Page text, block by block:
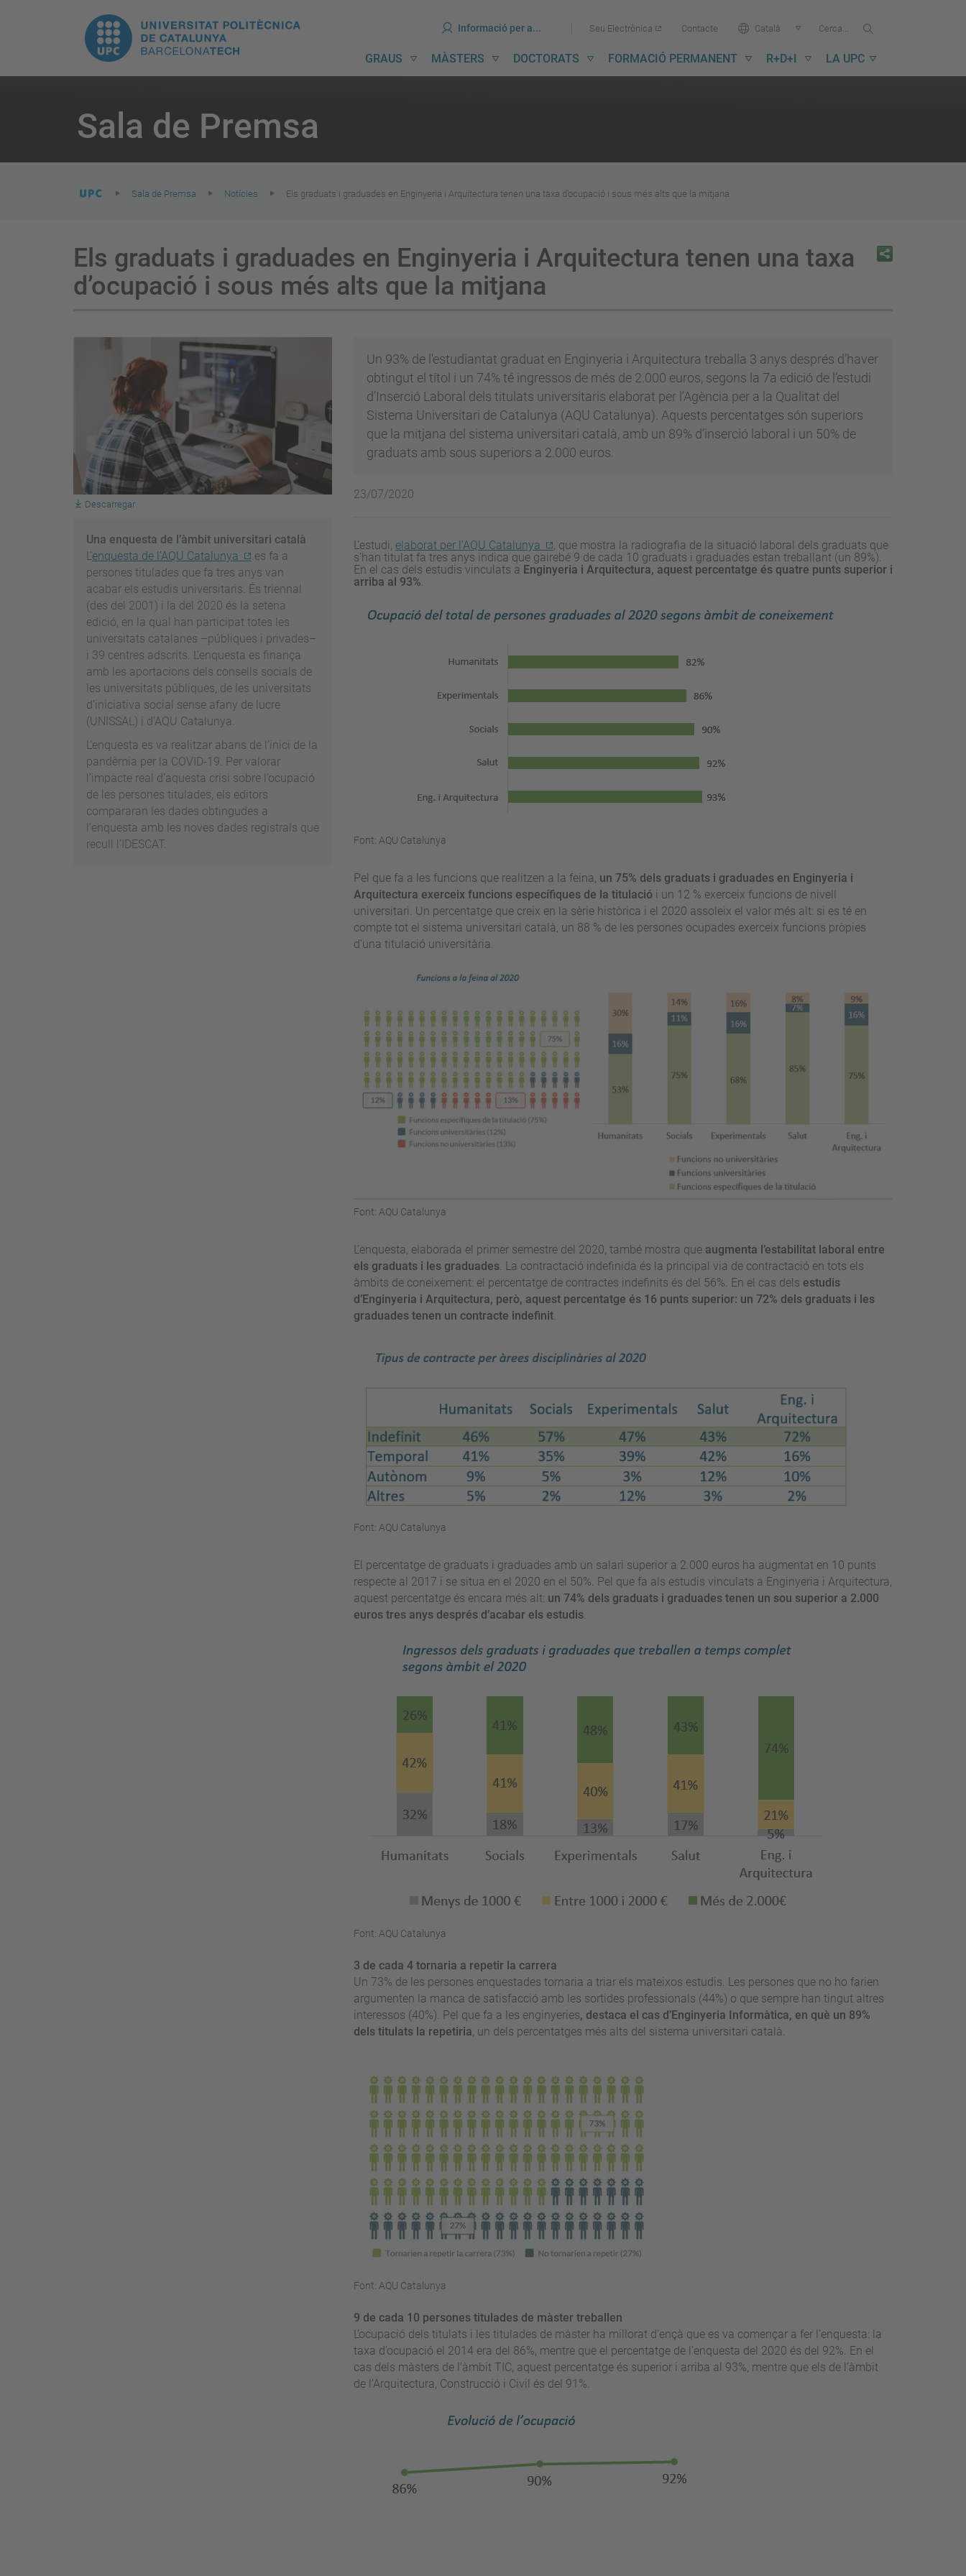
UPC.
Universitat
Politècnica
de
Catalunya
Ves
al
contingut
Ves
al
menú
Informació per a... Seu Electrònica Contacte Idioma:Català Cercar...
UPC
Navegació
GRAUS MÀSTERS DOCTORATS FORMACIÓ PERMANENT R+D+I LA UPC
Sala de Premsa
are
here:
Sala de Premsa Notícies Els graduats i graduades en Enginyeria i Arquitectura tenen una taxa d’ocupació i sous més alts que la mitjana
Els graduats i graduades en Enginyeria i Arquitectura tenen una taxa
d’ocupació i sous més alts que la mitjana
Descarregar
Una enquesta de l’àmbit universitari català
L’enquesta de l’AQU Catalunya
es fa a
persones titulades que fa tres anys van
acabar els estudis universitaris. És triennal
(des del 2001) i la del 2020 és la setena
edició, en la qual han participat totes les
universitats catalanes –públiques i privades–
i 39 centres adscrits. L’enquesta es finança
amb les aportacions dels consells socials de
les universitats públiques, de les universitats
d’iniciativa social sense afany de lucre
(UNISSAL) i d’AQU Catalunya.
L’enquesta es va realitzar abans de l’inici de la
pandèmia per la COVID-19. Per valorar
l’impacte real d’aquesta crisi sobre l’ocupació
de les persones titulades, els editors
compararan les dades obtingudes a
l’enquesta amb les noves dades registrals que
recull l’IDESCAT.
Un 93% de l'estudiantat graduat en Enginyeria i Arquitectura treballa 3 anys després d’haver
obtingut el títol i un 74% té ingressos de més de 2.000 euros, segons la 7a edició de l’estudi
d’Inserció Laboral dels titulats universitaris elaborat per l’Agència per a la Qualitat del
Sistema Universitari de Catalunya (AQU Catalunya). Aquests percentatges són superiors
que la mitjana del sistema universitari català, amb un 89% d’inserció laboral i un 50% de
graduats amb sous superiors a 2.000 euros.
23/07/2020
L’estudi, elaborat per l’AQU Catalunya
, que mostra la radiografia de la situació laboral dels graduats que
s’han titulat fa tres anys indica que gairebé 9 de cada 10 graduats i graduades estan treballant (un 89%).
En el cas dels estudis vinculats a Enginyeria i Arquitectura, aquest percentatge és quatre punts superior i
arriba al 93%.
Font: AQU Catalunya
Pel que fa a les funcions que realitzen a la feina, un 75% dels graduats i graduades en Enginyeria i
Arquitectura exerceix funcions específiques de la titulaciói un 12 % exerceix funcions de nivell
universitari. Un percentatge que creix en la sèrie històrica i el 2020 assoleix el valor més alt: si es té en
compte tot el sistema universitari català, un 88 % de les persones ocupades exerceix funcions pròpies
d'una titulació universitària.
Font: AQU Catalunya
L’enquesta, elaborada el primer semestre del 2020, també mostra que augmenta l’estabilitat laboral entre
els graduats i les graduades. La contractació indefinida és la principal via de contractació en tots els
àmbits de coneixement: el percentatge de contractes indefinits és del 56%. En el cas dels estudis
d’Enginyeria i Arquitectura, però, aquest percentatge és 16 punts superior: un 72% dels graduats i les
graduades tenen un contracte indefinit.
Font: AQU Catalunya
El percentatge de graduats i graduades amb un salari superior a 2.000 euros ha augmentat en 10 punts
respecte al 2017 i se situa en el 2020 en el 50%. Pel que fa als estudis vinculats a Enginyeria i Arquitectura,
aquest percentatge és encara més alt: un 74% dels graduats i graduades tenen un sou superior a 2.000
euros tres anys després d’acabar els estudis.
Font: AQU Catalunya
3 de cada 4 tornaria a repetir la carrera
Un 73% de les persones enquestades tornaria a triar els mateixos estudis. Les persones que no ho farien
argumenten la manca de satisfacció amb les sortides professionals (44%) o que sempre han tingut altres
interessos (40%). Pel que fa a les enginyeries, destaca el cas d’Enginyeria Informàtica, en què un 89%
dels titulats la repetiria, un dels percentatges més alts del sistema universitari català.
Font: AQU Catalunya
9 de cada 10 persones titulades de màster treballen
L’ocupació dels titulats i les titulades de màster ha millorat d'ençà que es va començar a fer l’enquesta: la
taxa d’ocupació el 2014 era del 86%, mentre que el percentatge de l’enquesta del 2020 és del 92%. En el
cas dels màsters de l’àmbit TIC, aquest percentatge és superior i arriba al 93%, mentre que els de l’àmbit
de l’Arquitectura, Construcció i Civil és del 91%.